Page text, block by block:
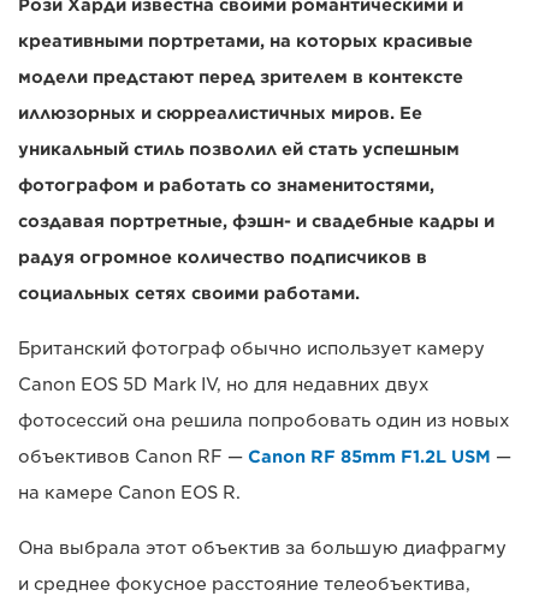
Рози Харди известна своими романтическими и
креативными портретами, на которых красивые
модели предстают перед зрителем в контексте
иллюзорных и сюрреалистичных миров. Ее
уникальный стиль позволил ей стать успешным
фотографом и работать со знаменитостями,
создавая портретные, фэшн- и свадебные кадры и
радуя огромное количество подписчиков в
социальных сетях своими работами.
Британский фотограф обычно использует камеру
Canon EOS 5D Mark IV, но для недавних двух
фотосессий она решила попробовать один из новых
объективов Canon RF — Canon RF 85mm F1.2L USM —
на камере Canon EOS R.
Она выбрала этот объектив за большую диафрагму
и среднее фокусное расстояние телеобъектива,